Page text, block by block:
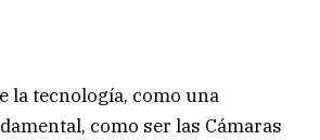
la tecnología, como una
como ser las Cámaras